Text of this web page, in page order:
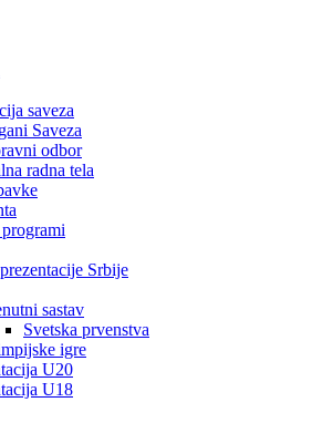
saveza
Saveza
odbor
radna tela
Srbije
sastav
Svetska prvenstva
igre
U20
U18